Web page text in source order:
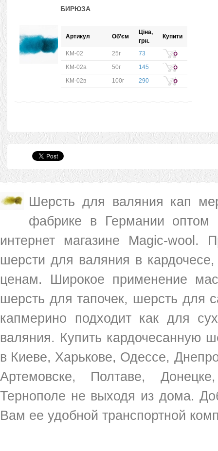
БИРЮЗА
Артикул Об’єм
Ціна,
грн.
Купити
KM-02 25г
73
KM-02а
50г
145
KM-02в
100г 290
Шерсть для валяния кап
фабрике в Германии
интернет магазине Magic-wool.
шерсти для валяния в
ценам. Широкое применение
шерсть для тапочек, шерсть для
капмерино подходит как для
валяния. Купить кардочесанную
в Киеве, Харькове, Одессе,
Артемовске, Полтаве,
Тернополе не выходя из дома.
Вам ее удобной транспортной